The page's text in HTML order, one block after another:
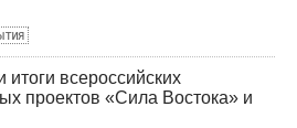
всероссийских
проектов «Сила Востока» и